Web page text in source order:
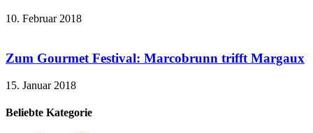
10. Februar 2018
Zum Gourmet Festival: Marcobrunn trifft Margaux
15. Januar 2018
Beliebte Kategorie